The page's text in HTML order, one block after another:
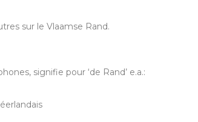
sur le Vlaamse Rand.
signifie pour ‘de Rand’ e.a.: